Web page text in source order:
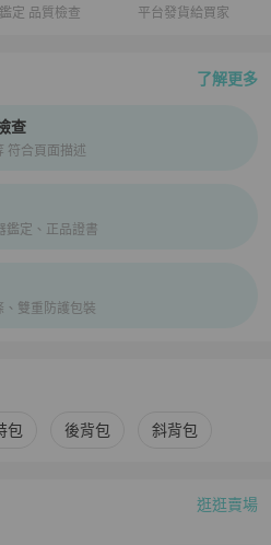
定 品質檢查 平台發貨給買家
了解更多
心購檢驗流程介紹
查
符合頁面描述
鑑定、正品證書
雙重防護包裝
品推薦
包 後背包 斜背包
逛逛賣場